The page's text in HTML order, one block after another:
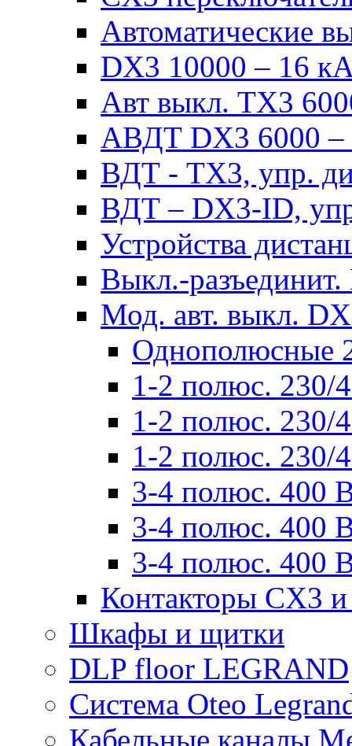
Автоматические
DX3 10000 – 16
Авт выкл. TX3
АВДТ DX3 6000 –
ВДТ - TX3, упр.
ВДТ – DX3-ID,
Устройства
Выкл.-
Мод. авт. выкл.
Однополюсные
1-2 полюс. 230/
1-2 полюс. 230/
1-2 полюс. 230/
3-4 полюс. 400
3-4 полюс. 400
3-4 полюс. 400
Контакторы CX3 и
Шкафы и щитки
DLP floor LEGRAND
Система Oteo
Кабельные каналы